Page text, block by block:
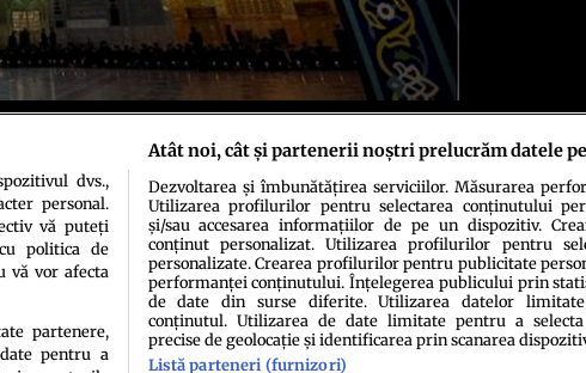
le oferă cu atât mai multe satisfacţii cu cât este mai
şi Occident, într-un loc exotic şi fascinant, dar cu toate
este cea mai pură definiţie a persanilor', relatează cotidianul
Politica de cookiesTermeni şi condiţiiEchipa redacțională
dvs.,
personal.
vă puteți
politica de
vă vor afecta
partenere,
pentru a
Atât noi, cât și partenerii noștri prelucrăm datele
Dezvoltarea și îmbunătățirea serviciilor. Măsurarea
Utilizarea profilurilor pentru selectarea conținutului
și/sau accesarea informațiilor de pe un dispozitiv.
conținut personalizat. Utilizarea profilurilor pentru
personalizate. Crearea profilurilor pentru publicitate
performanței conținutului. Înțelegerea publicului prin
de date din surse diferite. Utilizarea datelor
conținutul. Utilizarea de date limitate pentru a
precise de geolocație și identificarea prin scanarea
Listă parteneri (furnizori)